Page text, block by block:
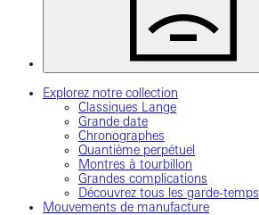
Explorez notre collection
Classiques Lange
Grande date
Chronographes
Quantième perpétuel
Montres à tourbillon
Grandes complications
Découvrez tous les garde-temps
Mouvements de manufacture